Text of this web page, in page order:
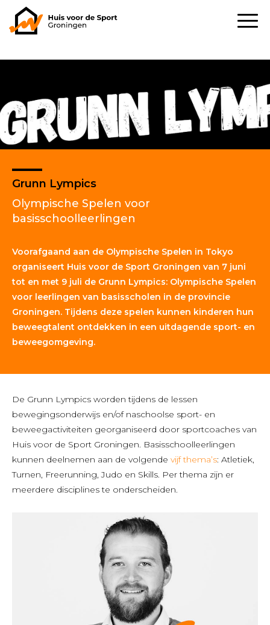
Grunn Lympics
Olympische Spelen voor
basisschoolleerlingen
Voorafgaand aan de Olympische Spelen in Tokyo
organiseert Huis voor de Sport Groningen van 7 juni
tot en met 9 juli de Grunn Lympics: Olympische Spelen
voor leerlingen van basisscholen in de provincie
Groningen. Tijdens deze spelen kunnen kinderen hun
beweegtalent ontdekken in een uitdagende sport- en
beweegomgeving.
De Grunn Lympics worden tijdens de lessen
bewegingsonderwijs en/of naschoolse sport- en
beweegactiviteiten georganiseerd door sportcoaches van
Huis voor de Sport Groningen. Basisschoolleerlingen
kunnen deelnemen aan de volgende vijf thema’s: Atletiek,
Turnen, Freerunning, Judo en Skills. Per thema zijn er
meerdere disciplines te onderscheiden.